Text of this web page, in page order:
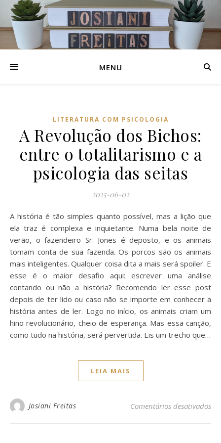
MENU
LITERATURA COM PSICOLOGIA
A Revolução dos Bichos:
entre o totalitarismo e a
psicologia das seitas
2025-06-02
A história é tão simples quanto possível, mas a lição que
ela traz é complexa e inquietante. Numa bela noite de
verão, o fazendeiro Sr. Jones é deposto, e os animais
tomam conta de sua fazenda. Os porcos são os animais
mais inteligentes. Qualquer coisa dita a mais será spoiler. E
esse é o maior desafio aqui: escrever uma análise
contando ou não a história? Recomendo ler esse post
depois de ter lido ou caso não se importe em conhecer a
história antes de ler. Logo no início, os animais criam um
hino revolucionário, cheio de esperança. Mas essa canção,
como tudo na história, será pervertida. Eis um trecho que…
LEIA MAIS
Josiani Freitas Comentários desativados